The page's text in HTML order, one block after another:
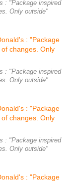
: "Package inspired
Only outside"
: "Package inspired
Only outside"
: "Package inspired
Only outside"